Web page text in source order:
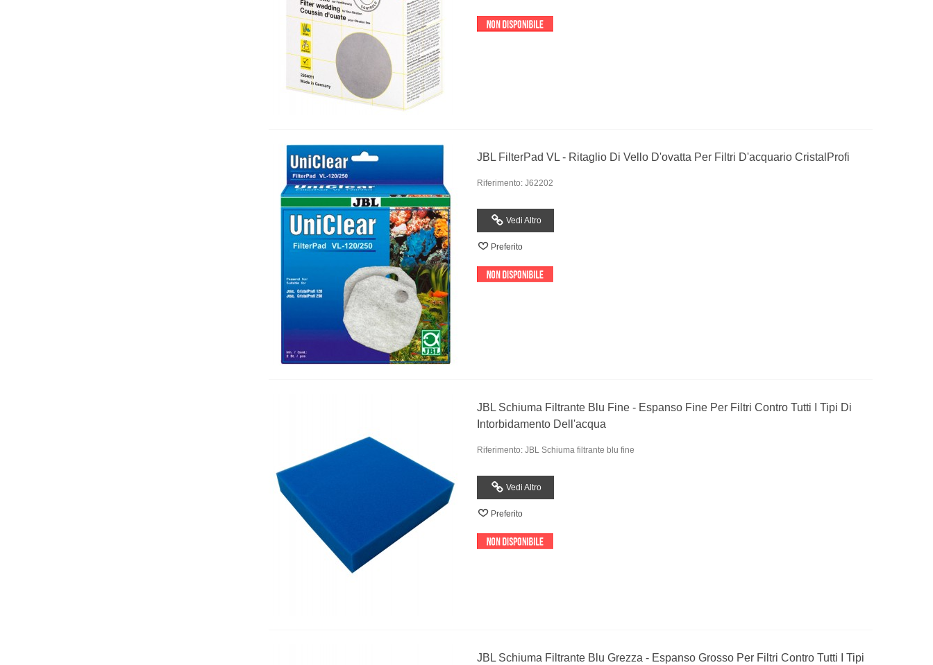
JBL FilterPad VL - Ritaglio Di Vello D'ovatta Per Filtri D'acquario CristalProfi
Riferimento: J62202
Vedi Altro
Preferito
JBL Schiuma Filtrante Blu Fine - Espanso Fine Per Filtri Contro Tutti I Tipi Di
Intorbidamento Dell'acqua
Riferimento: JBL Schiuma filtrante blu fine
Vedi Altro
Preferito
JBL Schiuma Filtrante Blu Grezza - Espanso Grosso Per Filtri Contro Tutti I Tipi